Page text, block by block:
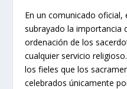
En un comunicado oficial,
subrayado la importancia
ordenación de los
cualquier servicio
los fieles que los
celebrados únicamente